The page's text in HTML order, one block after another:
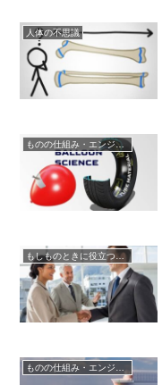
人体の不思議
ものの仕組み・エンジニア
もしものときに役立つ知識
ものの仕組み・エンジニア